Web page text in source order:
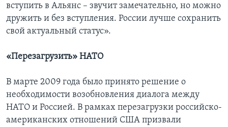
вступить в Альянс – звучит замечательно, но можно
дружить и без вступления. России лучше сохранить
свой актуальный статус».
«Перезагрузить» НАТО
В марте 2009 года было принято решение о
необходимости возобновления диалога между
НАТО и Россией. В рамках перезагрузки российско-
американских отношений США призвали